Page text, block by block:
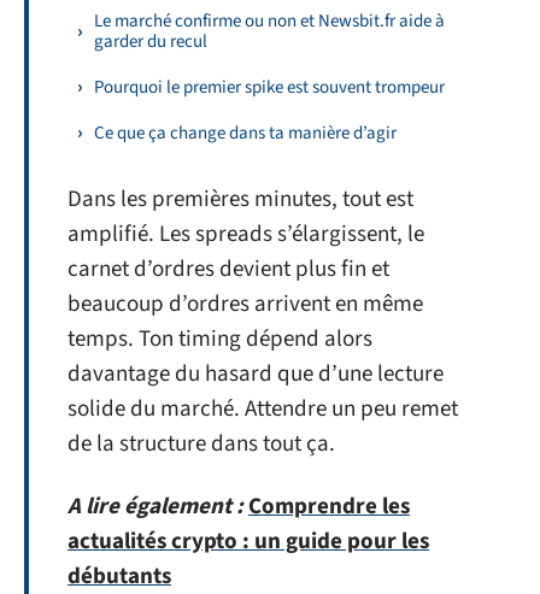
Le marché confirme ou non et Newsbit.fr aide à
garder du recul
Pourquoi le premier spike est souvent trompeur
Ce que ça change dans ta manière d’agir
Dans les premières minutes, tout est
amplifié. Les spreads s’élargissent, le
carnet d’ordres devient plus fin et
beaucoup d’ordres arrivent en même
temps. Ton timing dépend alors
davantage du hasard que d’une lecture
solide du marché. Attendre un peu remet
de la structure dans tout ça.
A lire également :Comprendre les
actualités crypto : un guide pour les
débutants